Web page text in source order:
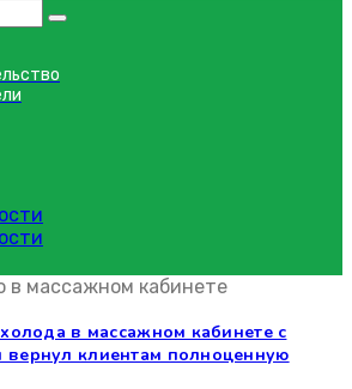
пола
холодного
в массажном кабинете с
клиентам полноценную